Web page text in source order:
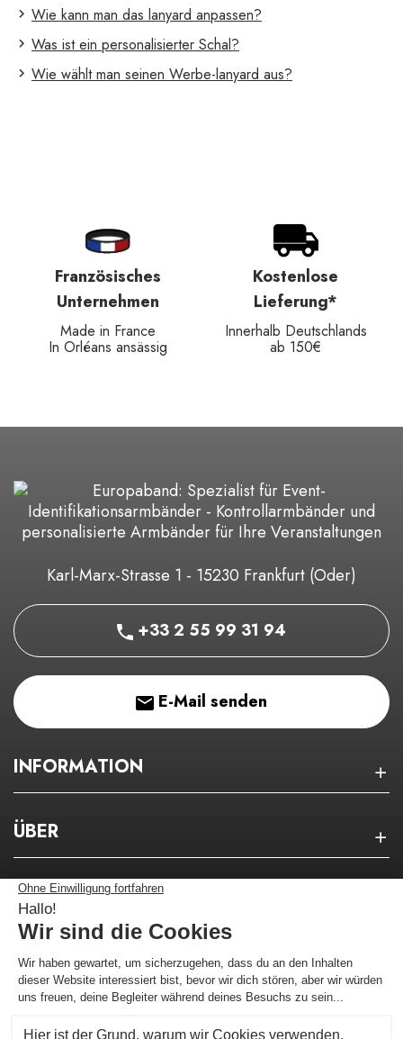
Wie kann man das lanyard anpassen?
Was ist ein personalisierter Schal?
Wie wählt man seinen Werbe-lanyard aus?
Kostenlose
Lieferung*
Innerhalb Deutschlands
ab 150€
Schneller
Verwandeln Sie
Warenkorb in einen
Karl-Marx-Strasse 1 - 15230 Frankfurt (Oder)
+33 2 55 99 31 94
E-Mail senden
INFORMATION
ÜBER
NEWSLETTER
Bleiben Sie über unsere guten Pläne auf dem
Laufenden!
Ich melde mich an !